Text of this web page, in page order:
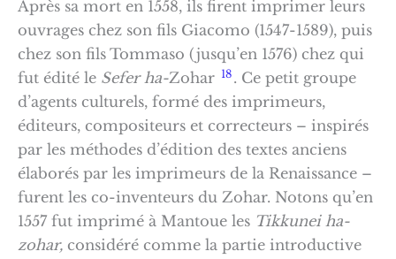
Après sa mort en 1558, ils firent imprimer leurs
ouvrages chez son fils Giacomo (1547-1589), puis
chez son fils Tommaso (jusqu’en 1576) chez qui
fut édité le Sefer ha-Zohar 18 . Ce petit groupe
d’agents culturels, formé des imprimeurs,
éditeurs, compositeurs et correcteurs – inspirés
par les méthodes d’édition des textes anciens
élaborés par les imprimeurs de la Renaissance –
furent les co-inventeurs du Zohar. Notons qu’en
1557 fut imprimé à Mantoue les Tikkunei ha-
zohar, considéré comme la partie introductive